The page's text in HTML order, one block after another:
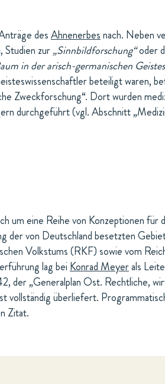
desAhnenerbesnach. Neben
Studien zur„Sinnbildforschung“oder
in der arisch-germanischen
beteiligt waren,
Zweckforschung“. Dort wurden
durchgeführt (vgl. Abschnitt
um eine Reihe von Konzeptionen für
der von Deutschland besetzten
Volkstums (RKF) sowie vom
lag bei Konrad Meyerals
der „Generalplan Ost. Rechtliche,
vollständig überliefert.
Zitat.